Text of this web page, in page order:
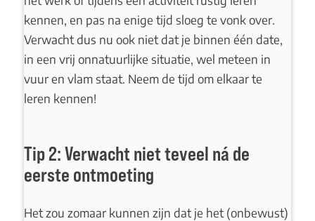
kennen, en pas na enige tijd sloeg te vonk over.
Verwacht dus nu ook niet dat je binnen één date,
in een vrij onnatuurlijke situatie, wel meteen in
vuur en vlam staat. Neem de tijd om elkaar te
leren kennen!
Tip 2: Verwacht niet teveel ná de
eerste ontmoeting
Het zou zomaar kunnen zijn dat je het (onbewust)